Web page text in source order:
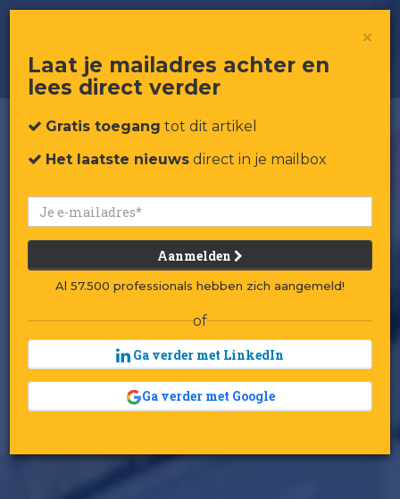
×
Laat je mailadres achter en
lees direct verder
Gratis toegang tot dit artikel
Het laatste nieuws direct in je mailbox
Aanmelden
Al 57.500 professionals hebben zich aangemeld!
of
Ga verder met LinkedIn
Ga verder met Google